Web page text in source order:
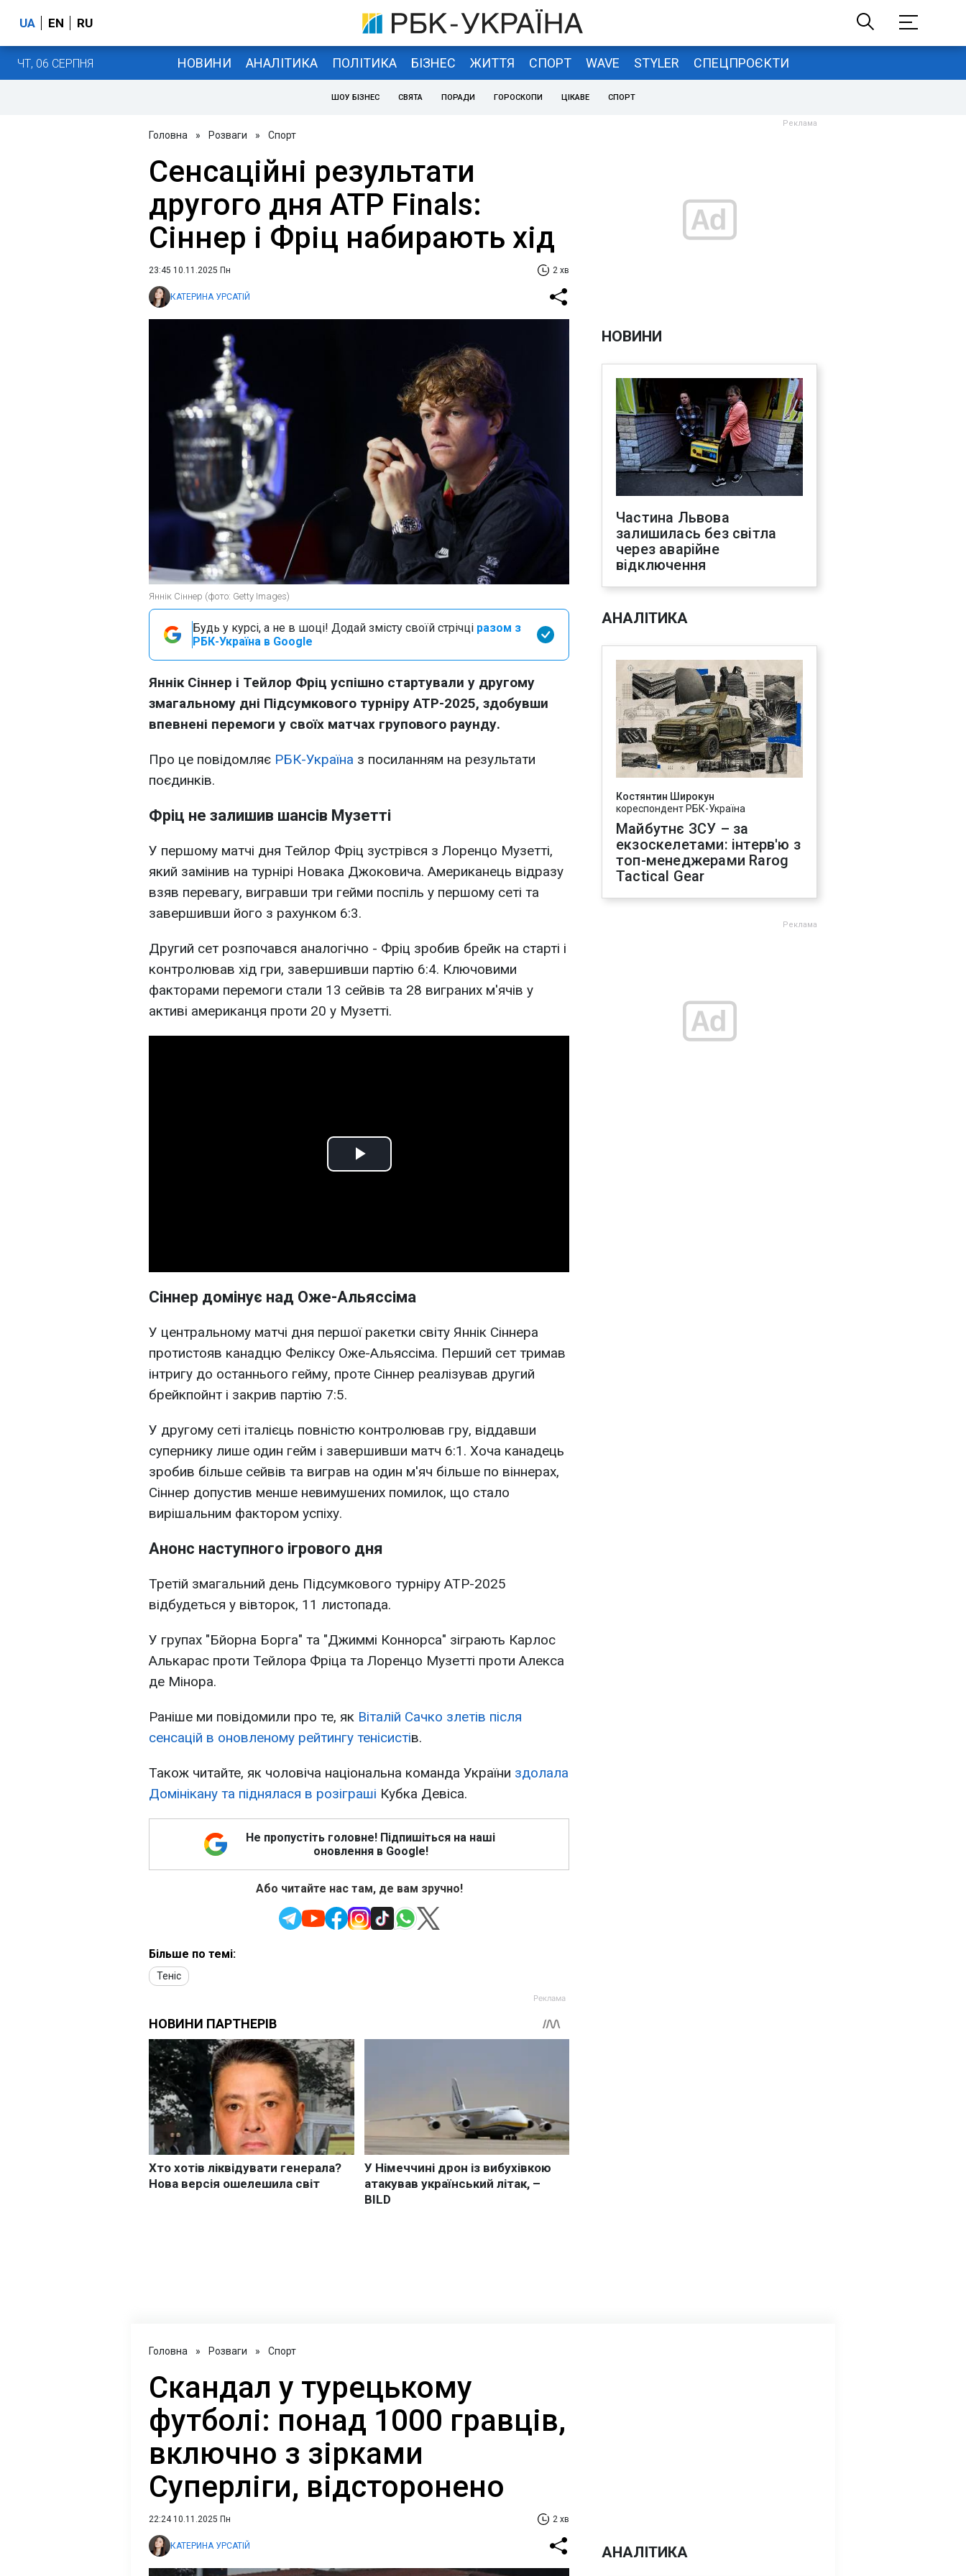
UA EN RU
ЧТ, 06 СЕРПНЯ НОВИНИ АНАЛІТИКА ПОЛІТИКА БІЗНЕС ЖИТТЯ СПОРТ WAVE STYLER СПЕЦПРОЄКТИ
ШОУ БІЗНЕС СВЯТА ПОРАДИ ГОРОСКОПИ ЦІКАВЕ СПОРТ
Головна » Розваги » Спорт
Сенсаційні результати
другого дня ATP Finals:
Сіннер і Фріц набирають хід
23:45 10.11.2025 Пн 2 хв
КАТЕРИНА УРСАТІЙ
Яннік Сіннер (фото: Getty Images)
Будь у курсі, а не в шоці! Додай змісту своїй стрічці разом з
РБК-Україна в Google
Яннік Сіннер і Тейлор Фріц успішно стартували у другому
змагальному дні Підсумкового турніру ATP-2025, здобувши
впевнені перемоги у своїх матчах групового раунду.
Про це повідомляє РБК-Україна з посиланням на результати
поєдинків.
Фріц не залишив шансів Музетті
У першому матчі дня Тейлор Фріц зустрівся з Лоренцо Музетті,
який замінив на турнірі Новака Джоковича. Американець відразу
взяв перевагу, вигравши три гейми поспіль у першому сеті та
завершивши його з рахунком 6:3.
Другий сет розпочався аналогічно - Фріц зробив брейк на старті і
контролював хід гри, завершивши партію 6:4. Ключовими
факторами перемоги стали 13 сейвів та 28 виграних м'ячів у
активі американця проти 20 у Музетті.
Play
Сіннер домінує над Оже-Альяссіма
У центральному матчі дня першої ракетки світу Яннік Сіннера
протистояв канадцю Феліксу Оже-Альяссіма. Перший сет тримав
інтригу до останнього гейму, проте Сіннер реалізував другий
брейкпойнт і закрив партію 7:5.
У другому сеті італієць повністю контролював гру, віддавши
супернику лише один гейм і завершивши матч 6:1. Хоча канадець
зробив більше сейвів та виграв на один м'яч більше по віннерах,
Сіннер допустив менше невимушених помилок, що стало
вирішальним фактором успіху.
Анонс наступного ігрового дня
Третій змагальний день Підсумкового турніру ATP-2025
відбудеться у вівторок, 11 листопада.
У групах "Бйорна Борга" та "Джиммі Коннорса" зіграють Карлос
Алькарас проти Тейлора Фріца та Лоренцо Музетті проти Алекса
де Мінора.
Раніше ми повідомили про те, як Віталій Сачко злетів після
сенсацій в оновленому рейтингу тенісистів.
Також читайте, як чоловіча національна команда України здолала
Домінікану та піднялася в розіграші Кубка Девіса.
Не пропустіть головне! Підпишіться на наші
оновлення в Google!
Або читайте нас там, де вам зручно!
Більше по темі:
Теніс
НОВИНИ
Частина Львова
залишилась без світла
через аварійне
відключення
АНАЛІТИКА
Костянтин Широкун
кореспондент РБК-Україна
Майбутнє ЗСУ – за
екзоскелетами: інтерв'ю з
топ-менеджерами Rarog
Tactical Gear
Головна » Розваги » Спорт
Скандал у турецькому
футболі: понад 1000 гравців,
включно з зірками
Суперліги, відсторонено
22:24 10.11.2025 Пн 2 хв
КАТЕРИНА УРСАТІЙ АНАЛІТИКА